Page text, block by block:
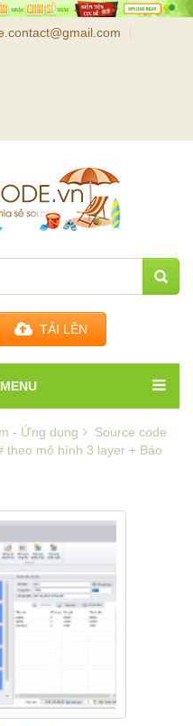
TẢI LÊN
MENU
- Ứng dụng
Source code
theo mô hình 3 layer + Báo